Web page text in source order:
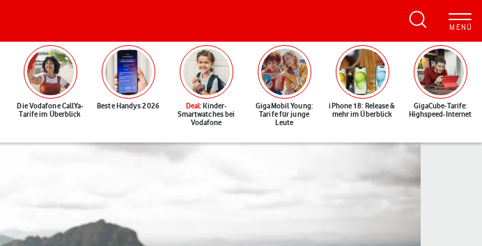
Die Vodafone CallYa-
Tarife im Überblick
Beste Handys 2026 Deal: Kinder-
Smartwatches bei
Vodafone
GigaMobil Young:
Tarife für junge
Leute
iPhone 18: Release &
mehr im Überblick
GigaCube-Tarife:
Highspeed-Internet